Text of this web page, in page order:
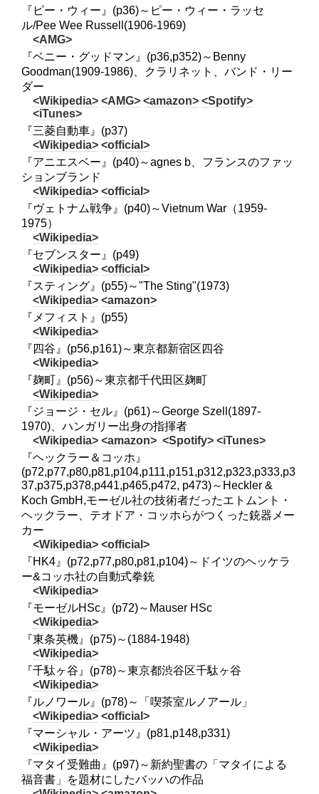
『ピー・ウィー』(p36)～ピー・ウィー・ラッセ
ル/Pee Wee Russell(1906-1969)
<AMG>
『ベニー・グッドマン』(p36,p352)～Benny
Goodman(1909-1986)、クラリネット、バンド・リー
ダー
<Wikipedia> <AMG> <amazon> <Spotify>
<iTunes>
『三菱自動車』(p37)
<Wikipedia> <official>
『アニエスベー』(p40)～agnes b、フランスのファッ
ションブランド
<Wikipedia> <official>
『ヴェトナム戦争』(p40)～Vietnum War（1959-
1975）
<Wikipedia>
『セブンスター』(p49)
<Wikipedia> <official>
『スティング』(p55)～"The Sting"(1973)
<Wikipedia> <amazon>
『メフィスト』(p55)
<Wikipedia>
『四谷』(p56,p161)～東京都新宿区四谷
<Wikipedia>
『麹町』(p56)～東京都千代田区麹町
<Wikipedia>
『ジョージ・セル』(p61)～George Szell(1897-
1970)、ハンガリー出身の指揮者
<Wikipedia> <amazon> <Spotify> <iTunes>
『ヘックラー＆コッホ』
(p72,p77,p80,p81,p104,p111,p151,p312,p323,p333,p3
37,p375,p378,p441,p465,p472, p473)～Heckler &
Koch GmbH,モーゼル社の技術者だったエトムント・
ヘックラー、テオドア・コッホらがつくった銃器メー
カー
<Wikipedia> <official>
『HK4』(p72,p77,p80,p81,p104)～ドイツのヘッケラ
ー&コッホ社の自動式拳銃
<Wikipedia>
『モーゼルHSc』(p72)～Mauser HSc
<Wikipedia>
『東条英機』(p75)～(1884-1948)
<Wikipedia>
『千駄ヶ谷』(p78)～東京都渋谷区千駄ヶ谷
<Wikipedia>
『ルノワール』(p78)～「喫茶室ルノアール」
<Wikipedia> <official>
『マーシャル・アーツ』(p81,p148,p331)
<Wikipedia>
『マタイ受難曲』(p97)～新約聖書の「マタイによる
福音書」を題材にしたバッハの作品